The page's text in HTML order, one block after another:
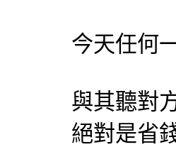
今天任何
與其聽對
絕對是省